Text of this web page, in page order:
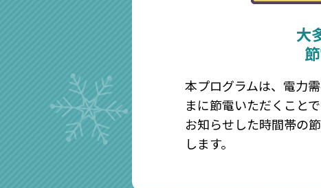
大
本プログラムは、電力
まに節電いただくこと
お知らせした時間帯の
します。